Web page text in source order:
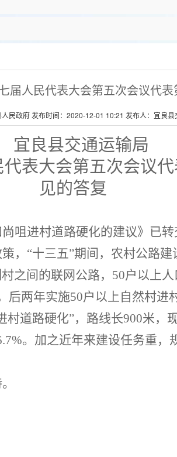
届人民代表大会第五次会议代
民政府 发布时间：2020-12-01 10:21 发布人：宜良县
宜良县交通运输局
表大会第五次会议代
见的答复
咀进村道路硬化的建议》已转
， “十三五”期间，农村公路
之间的联网公路，50户以上
后两年实施50户以上自然村进
村道路硬化”，路线长900米，
。加之近年来建设任务重，